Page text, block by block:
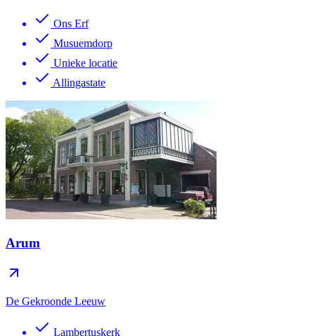
Ons Erf
Musuemdorp
Unieke locatie
Allingastate
Arum
De Gekroonde Leeuw
Lambertuskerk